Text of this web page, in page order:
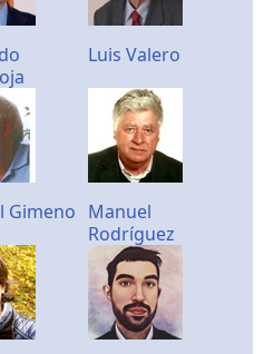
Luis Valero
Gimeno Manuel
Rodríguez